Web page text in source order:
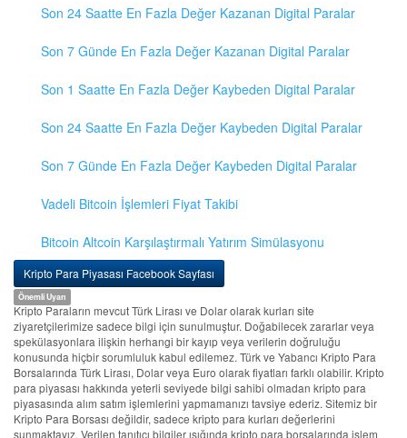
Son 24 Saatte En Fazla Değer Kazanan Digital Paralar
Son 7 Günde En Fazla Değer Kazanan Digital Paralar
Son 1 Saatte En Fazla Değer Kaybeden Digital Paralar
Son 24 Saatte En Fazla Değer Kaybeden Digital Paralar
Son 7 Günde En Fazla Değer Kaybeden Digital Paralar
Vadeli Bitcoin İşlemleri Fiyat Takibi
Bitcoin Altcoin Karşılaştırmalı Yatırım Simülasyonu
Kripto Para Piyasası Facebook Sayfası
Önemli Uyarı
Kripto Paraların mevcut Türk Lirası ve Dolar olarak kurları site
ziyaretçilerimize sadece bilgi için sunulmuştur. Doğabilecek zararlar veya
spekülasyonlara ilişkin herhangi bir kayıp veya verilerin doğruluğu
konusunda hiçbir sorumluluk kabul edilemez. Türk ve Yabancı Kripto Para
Borsalarında Türk Lirası, Dolar veya Euro olarak fiyatları farklı olabilir. Kripto
para piyasası hakkında yeterli seviyede bilgi sahibi olmadan kripto para
piyasasında alım satım işlemlerini yapmamanızı tavsiye ederiz. Sitemiz bir
Kripto Para Borsası değildir, sadece kripto para kurları değerlerini
sunmaktayız. Verilen tanıtıcı bilgiler ışığında kripto para borsalarında işlem